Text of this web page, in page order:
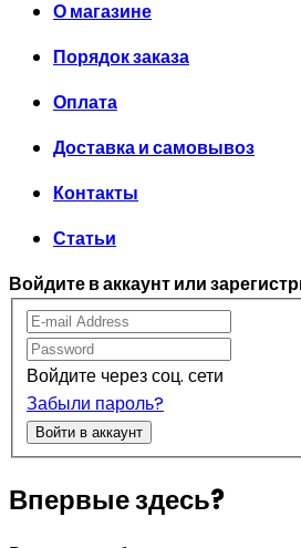
О магазине
Порядок заказа
Оплата
Доставка и самовывоз
Контакты
Статьи
Войдите в аккаунт или
Войдите через соц. сети
Забыли пароль?
Войти в аккаунт
Впервые здесь?